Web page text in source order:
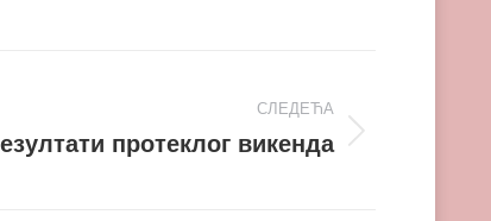
СЛЕДЕЋА
протеклог викенда